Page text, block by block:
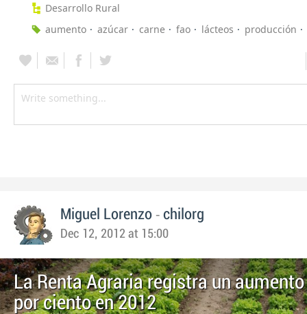
Desarrollo Rural
aumento
azúcar carne fao lácteos producción
Miguel Lorenzo - chilorg
Dec 12, 2012 at 15:00
La Renta Agraria registra un
por ciento en 2012